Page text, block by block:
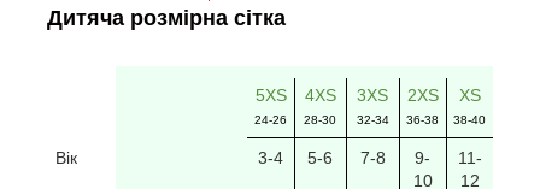
Дитяча розмірна сітка
5XS
24-26
4XS
28-30
3XS
32-34
2XS
36-38
XS
38-40
Вік 3-4 5-6 7-8
9-
10
11-
12